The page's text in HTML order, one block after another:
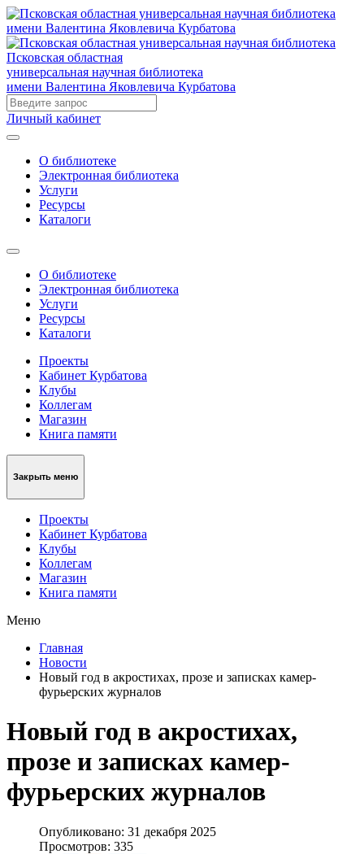
Псковская областная
универсальная научная библиотека
имени Валентина Яковлевича Курбатова
Личный кабинет
О библиотеке
Электронная библиотека
Услуги
Ресурсы
Каталоги
О библиотеке
Электронная библиотека
Услуги
Ресурсы
Каталоги
Проекты
Кабинет Курбатова
Клубы
Коллегам
Магазин
Книга памяти
Закрыть меню
Проекты
Кабинет Курбатова
Клубы
Коллегам
Магазин
Книга памяти
Меню
Главная
Новости
Новый год в акростихах, прозе и записках камер-
фурьерских журналов
Новый год в акростихах,
прозе и записках камер-
фурьерских журналов
Опубликовано: 31 декабря 2025
Просмотров: 335